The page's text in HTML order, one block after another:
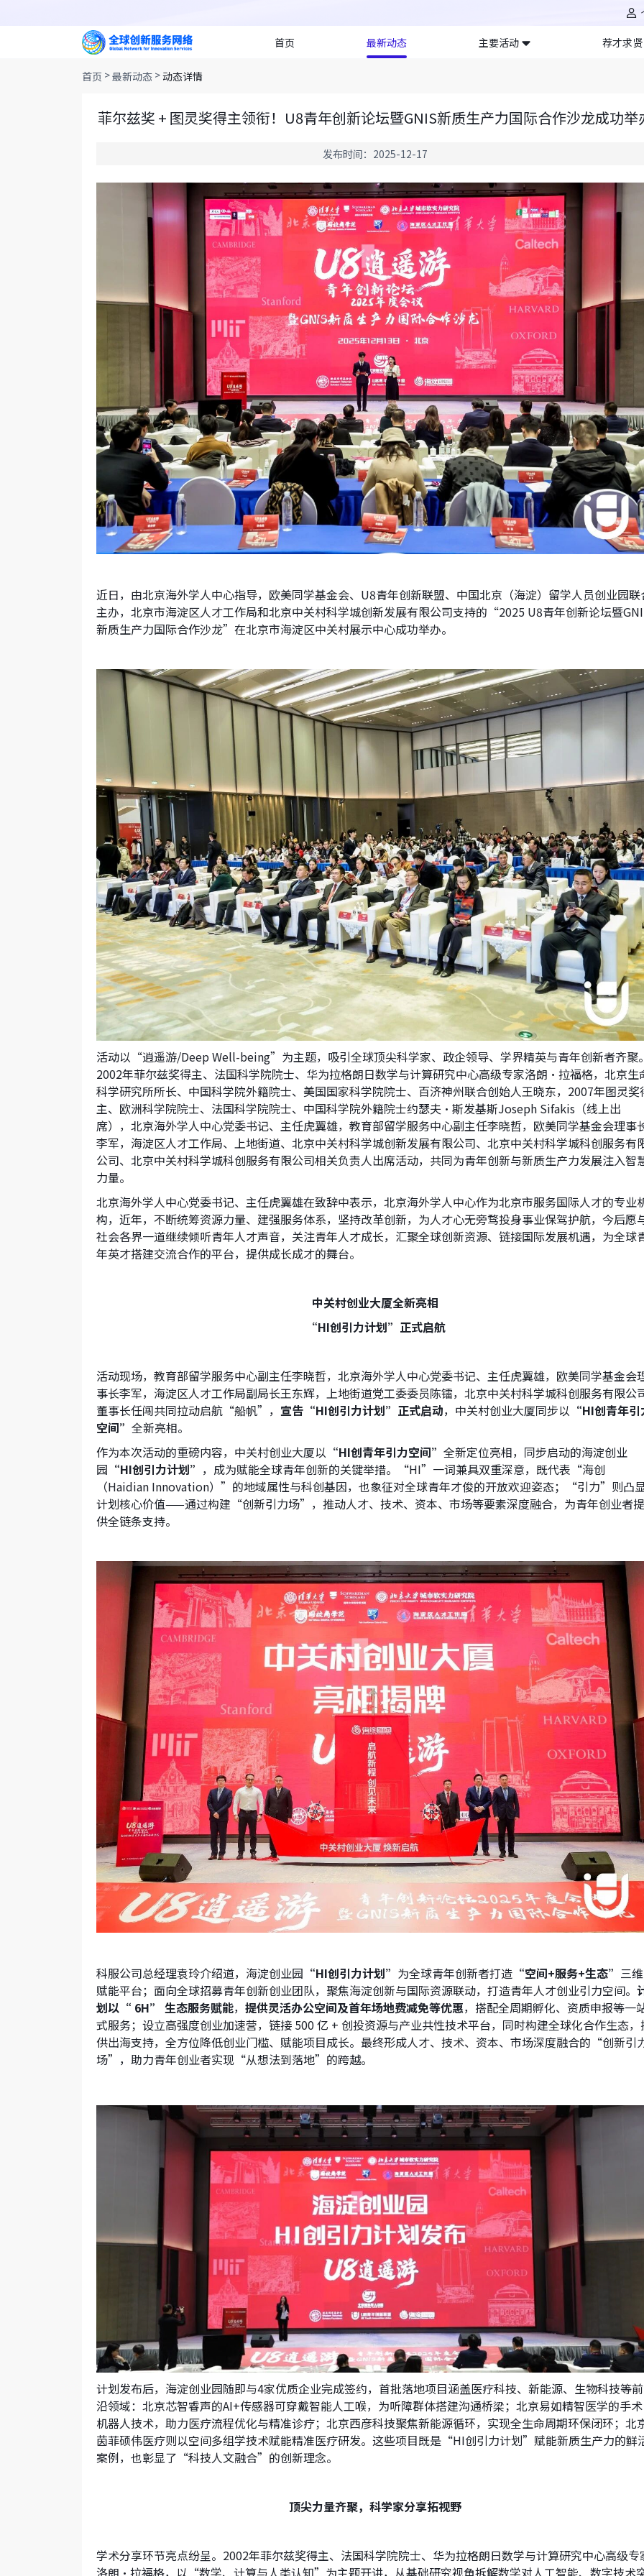
首页 最新动态 主要活动 荐才求贤
首页 >最新动态 >动态详情
菲尔兹奖 + 图灵奖得主领衔！U8青年创新论坛暨GNIS新质生产力国际合作沙龙成功举
发布时间：2025-12-17
近日，由北京海外学人中心指导，欧美同学基金会、U8青年创新联盟、中国北京（海淀）留学人员创业园联
主办，北京市海淀区人才工作局和北京中关村科学城创新发展有限公司支持的“2025 U8青年创新论坛暨
新质生产力国际合作沙龙”在北京市海淀区中关村展示中心成功举办。
活动以“逍遥游/Deep Well-being”为主题，吸引全球顶尖科学家、政企领导、学界精英与青年创新者齐聚。
2002年菲尔兹奖得主、法国科学院院士、华为拉格朗日数学与计算研究中心高级专家洛朗·拉福格，北京生
科学研究所所长、中国科学院外籍院士、美国国家科学院院士、百济神州联合创始人王晓东，2007年图灵奖
主、欧洲科学院院士、法国科学院院士、中国科学院外籍院士约瑟夫·斯发基斯Joseph Sifakis（线上出
席），北京海外学人中心党委书记、主任虎翼雄，教育部留学服务中心副主任李晓哲，欧美同学基金会理事
李军，海淀区人才工作局、上地街道、北京中关村科学城创新发展有限公司、北京中关村科学城科创服务有
公司、北京中关村科学城科创服务有限公司相关负责人出席活动，共同为青年创新与新质生产力发展注入智
力量。
北京海外学人中心党委书记、主任虎翼雄在致辞中表示，北京海外学人中心作为北京市服务国际人才的专业
构，近年，不断统筹资源力量、建强服务体系，坚持改革创新，为人才心无旁骛投身事业保驾护航，今后愿
社会各界一道继续倾听青年人才声音，关注青年人才成长，汇聚全球创新资源、链接国际发展机遇，为全球
年英才搭建交流合作的平台，提供成长成才的舞台。
中关村创业大厦全新亮相
“HI创引力计划”正式启航
活动现场，教育部留学服务中心副主任李晓哲，北京海外学人中心党委书记、主任虎翼雄，欧美同学基金会
事长李军，海淀区人才工作局副局长王东辉，上地街道党工委委员陈镭，北京中关村科学城科创服务有限公
董事长任闯共同拉动启航“船帆”， 宣告“HI创引力计划”正式启动，中关村创业大厦同步以 “HI创青年引
空间”全新亮相。
作为本次活动的重磅内容，中关村创业大厦以 “HI创青年引力空间”全新定位亮相，同步启动的海淀创业
园 “HI创引力计划” ，成为赋能全球青年创新的关键举措。“HI”一词兼具双重深意，既代表“海创
（Haidian Innovation）”的地域属性与科创基因，也象征对全球青年才俊的开放欢迎姿态；“引力”则凸
计划核心价值——通过构建“创新引力场”，推动人才、技术、资本、市场等要素深度融合，为青年创业者提
供全链条支持。
科服公司总经理袁玲介绍道，海淀创业园 “HI创引力计划” 为全球青年创新者打造 “空间+服务+生态” 三维
赋能平台；面向全球招募青年创新创业团队，聚焦海淀创新与国际资源联动，打造青年人才创业引力空间。
划以“ 6H” 生态服务赋能，提供灵活办公空间及首年场地费减免等优惠，搭配全周期孵化、资质申报等一
式服务；设立高强度创业加速营，链接 500 亿 + 创投资源与产业共性技术平台，同时构建全球化合作生态，
供出海支持，全方位降低创业门槛、赋能项目成长。最终形成人才、技术、资本、市场深度融合的“创新引
场”，助力青年创业者实现“从想法到落地”的跨越。
计划发布后，海淀创业园随即与4家优质企业完成签约，首批落地项目涵盖医疗科技、新能源、生物科技等前
沿领域：北京芯智睿声的AI+传感器可穿戴智能人工喉，为听障群体搭建沟通桥梁；北京易如精智医学的手术
机器人技术，助力医疗流程优化与精准诊疗；北京西彦科技聚焦新能源循环，实现全生命周期环保闭环；北
茵菲硕伟医疗则以空间多组学技术赋能精准医疗研发。这些项目既是“HI创引力计划”赋能新质生产力的鲜
案例，也彰显了“科技人文融合”的创新理念。
顶尖力量齐聚，科学家分享拓视野
学术分享环节亮点纷呈。2002年菲尔兹奖得主、法国科学院院士、华为拉格朗日数学与计算研究中心高级专